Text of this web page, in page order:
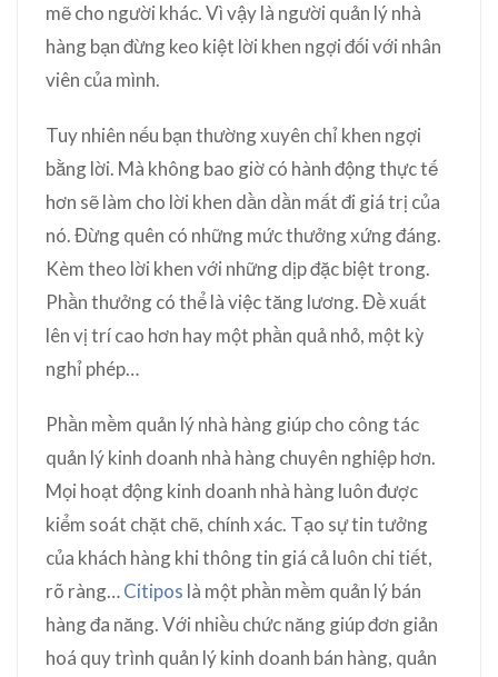
mẽ cho người khác. Vì vậy là người quản lý nhà
hàng bạn đừng keo kiệt lời khen ngợi đối với nhân
viên của mình.
Tuy nhiên nếu bạn thường xuyên chỉ khen ngợi
bằng lời. Mà không bao giờ có hành động thực tế
hơn sẽ làm cho lời khen dần dần mất đi giá trị của
nó. Đừng quên có những mức thưởng xứng đáng.
Kèm theo lời khen với những dịp đặc biệt trong.
Phần thưởng có thể là việc tăng lương. Đề xuất
lên vị trí cao hơn hay một phần quả nhỏ, một kỳ
nghỉ phép…
Phần mềm quản lý nhà hàng giúp cho công tác
quản lý kinh doanh nhà hàng chuyên nghiệp hơn.
Mọi hoạt động kinh doanh nhà hàng luôn được
kiểm soát chặt chẽ, chính xác. Tạo sự tin tưởng
của khách hàng khi thông tin giá cả luôn chi tiết,
rõ ràng…Citipos là một phần mềm quản lý bán
hàng đa năng. Với nhiều chức năng giúp đơn giản
hoá quy trình quản lý kinh doanh bán hàng, quản